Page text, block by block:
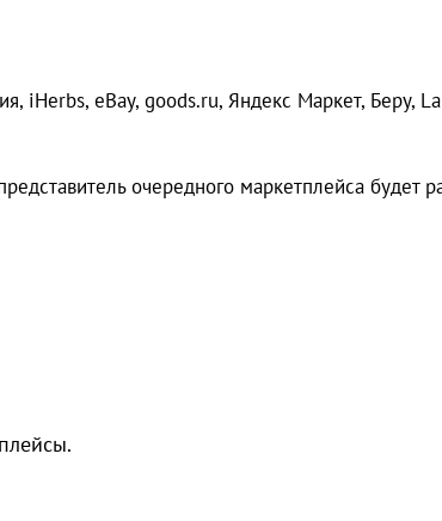
iНerbs, eВay, goods.ru, Яндекс Маркет, Беру,
очередного маркетплейса будет